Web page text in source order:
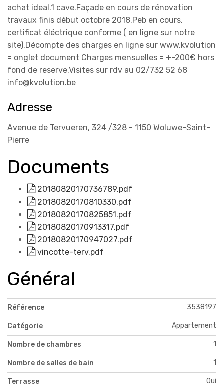
achat ideal.1 cave.Façade en cours de rénovation
travaux finis début octobre 2018.Peb en cours,
certificat éléctrique conforme ( en ligne sur notre
site).Décompte des charges en ligne sur www.kvolution
= onglet document Charges mensuelles = +-200€ hors
fond de reserve.Visites sur rdv au 02/732 52 68
info@kvolution.be
Adresse
Avenue de Tervueren, 324 /328 - 1150 Woluwe-Saint-
Pierre
Documents
20180820170736789.pdf
20180820170810330.pdf
20180820170825851.pdf
20180820170913317.pdf
20180820170947027.pdf
vincotte-terv.pdf
Général
Référence 3538197
Catégorie Appartement
Nombre de chambres 1
Nombre de salles de bain 1
Terrasse Oui